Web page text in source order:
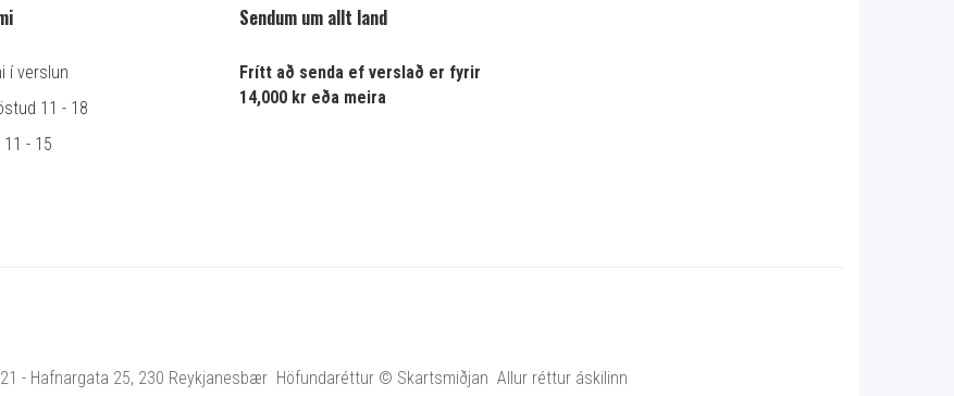
í verslun
11 - 18
- 15
Sendum um allt land
Frítt að senda ef verslað er fyrir
14,000 kr eða meira
- Hafnargata 25, 230 Reykjanesbær Höfundaréttur © Skartsmiðjan Allur réttur áskilinn